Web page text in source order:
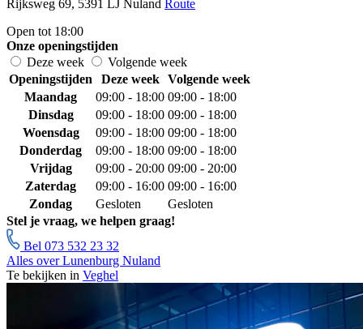
Rijksweg 69, 5391 LJ Nuland Route
Open tot 18:00
Onze openingstijden
Deze week
Volgende week
Openingstijden
Deze week
Volgende week
Maandag
09:00 - 18:00 09:00 - 18:00
Dinsdag
09:00 - 18:00 09:00 - 18:00
Woensdag
09:00 - 18:00 09:00 - 18:00
Donderdag
09:00 - 18:00 09:00 - 18:00
Vrijdag
09:00 - 20:00 09:00 - 20:00
Zaterdag
09:00 - 16:00 09:00 - 16:00
Zondag
Gesloten
Gesloten
Stel je vraag, we helpen graag!
Bel 073 532 23 32
Alles over Lunenburg Nuland
Te bekijken in Veghel